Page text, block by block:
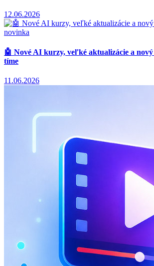
12.06.2026
novinka
🤖 Nové AI kurzy, veľké aktualizácie a
tíme
11.06.2026